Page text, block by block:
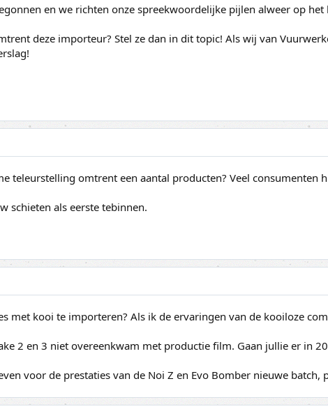
en we richten onze spreekwoordelijke pijlen alweer op het
deze importeur? Stel ze dan in dit topic! Als wij van
teleurstelling omtrent een aantal producten? Veel consumenten
schieten als eerste tebinnen.
met kooi te importeren? Als ik de ervaringen van de kooiloze
2 en 3 niet overeenkwam met productie film. Gaan jullie er in
voor de prestaties van de Noi Z en Evo Bomber nieuwe batch,